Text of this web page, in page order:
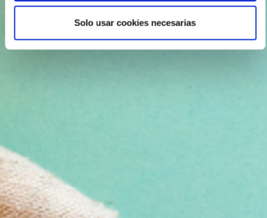
Solo usar cookies necesarias